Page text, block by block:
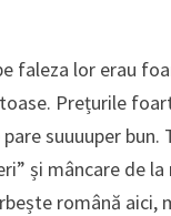
faleza lor erau
Prețurile
pare suuuuper
și mâncare de
română aici,